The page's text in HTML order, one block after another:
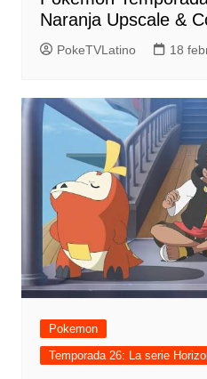
Naranja Upscale &
PokeTVLatino 18
Pokemon
Temporada 26: La serie